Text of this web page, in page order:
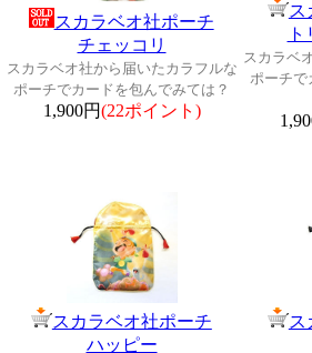
スカラベオ社ポーチ
チェッコリ
スカラベオ社から届いたカラフルな
ポーチでカードを包んでみては？
1,900円(22ポイント)
ス
スカラベ
ポーチで
スカラベオ社ポーチ
ハッピー
ス